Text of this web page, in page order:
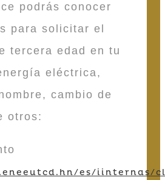
podrás conocer
para solicitar el
tercera edad en tu
eléctrica,
cambio de
otros:
es/iinternas/